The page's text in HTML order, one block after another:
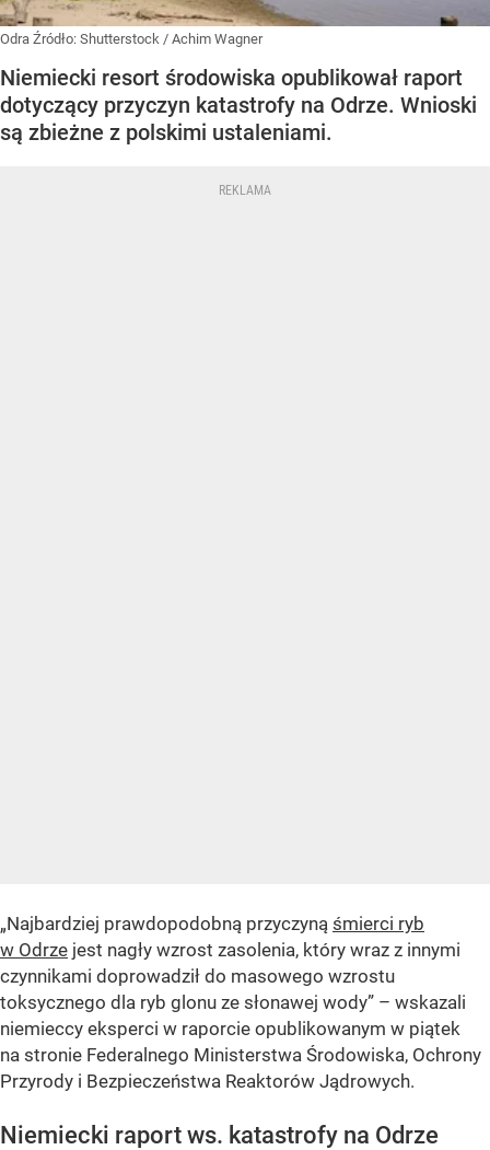
Odra Źródło: Shutterstock / Achim Wagner
Niemiecki resort środowiska opublikował raport
dotyczący przyczyn katastrofy na Odrze. Wnioski
są zbieżne z polskimi ustaleniami.
„Najbardziej prawdopodobną przyczyną śmierci ryb
w Odrze jest nagły wzrost zasolenia, który wraz z innymi
czynnikami doprowadził do masowego wzrostu
toksycznego dla ryb glonu ze słonawej wody” – wskazali
niemieccy eksperci w raporcie opublikowanym w piątek
na stronie Federalnego Ministerstwa Środowiska, Ochrony
Przyrody i Bezpieczeństwa Reaktorów Jądrowych.
Niemiecki raport ws. katastrofy na Odrze